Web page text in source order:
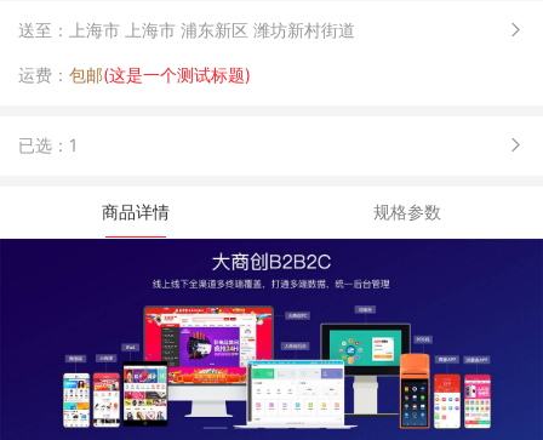
送至： 上海市 上海市 浦东新区 潍坊新村街道
运费： 包邮(这是一个测试标题)
已选： 1
商品详情 规格参数